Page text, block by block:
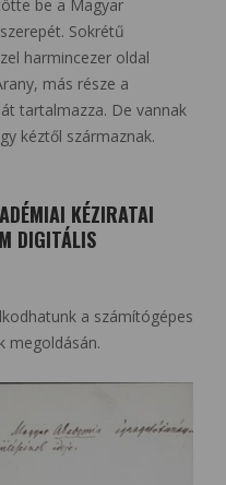
be a Magyar
Sokrétű
harmincezer oldal
más része a
tartalmazza. De vannak
kéztől származnak.
KÉZIRATAI
DIGITÁLIS
a számítógépes
megoldásán.